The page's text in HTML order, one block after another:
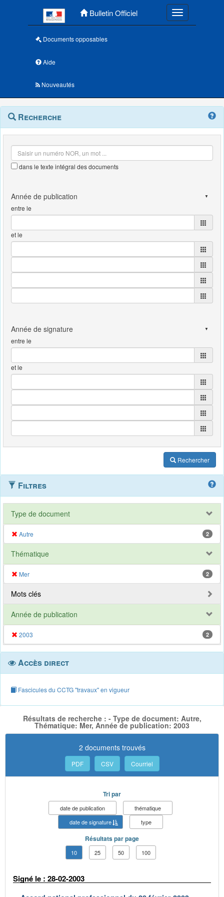
Bulletin Officiel Toggle
Documents opposables
Aide
Nouveautés
Navigation
outils
Menu
contextuel
Recherche
dans le texte intégral des documents
entre le
et le
entre le
et le
Rechercher
Filtres
Type de document
Autre 2
Thématique
Mer 2
Mots clés
Année de publication
2003 2
Accès direct
Fascicules du CCTG "travaux" en vigueur
Résultats de recherche : - Type de document: Autre,
Thématique: Mer, Année de publication: 2003
2 documents trouvés
PDF CSV Courriel
Tri par
date de publication
thématique
date de signature
type
Résultats par page
10 25 50 100
Signé le : 28-02-2003